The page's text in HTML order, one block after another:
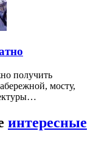
получить
мосту,
интересные